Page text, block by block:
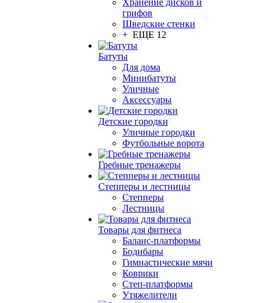
Хранение дисков и
грифов
Шведские стенки
+ ЕЩЕ 12
Батуты
Для дома
Минибатуты
Уличные
Аксессуары
Детские городки
Уличные городки
Футбольные ворота
Гребные тренажеры
Степперы и лестницы
Степперы
Лестницы
Товары для фитнеса
Баланс-платформы
Бодибары
Гимнастические мячи
Коврики
Степ-платформы
Утяжелители